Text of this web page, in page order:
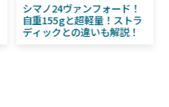
シマノ24ヴァンフォード！
自重155gと超軽量！ストラ
ディックとの違いも解説！